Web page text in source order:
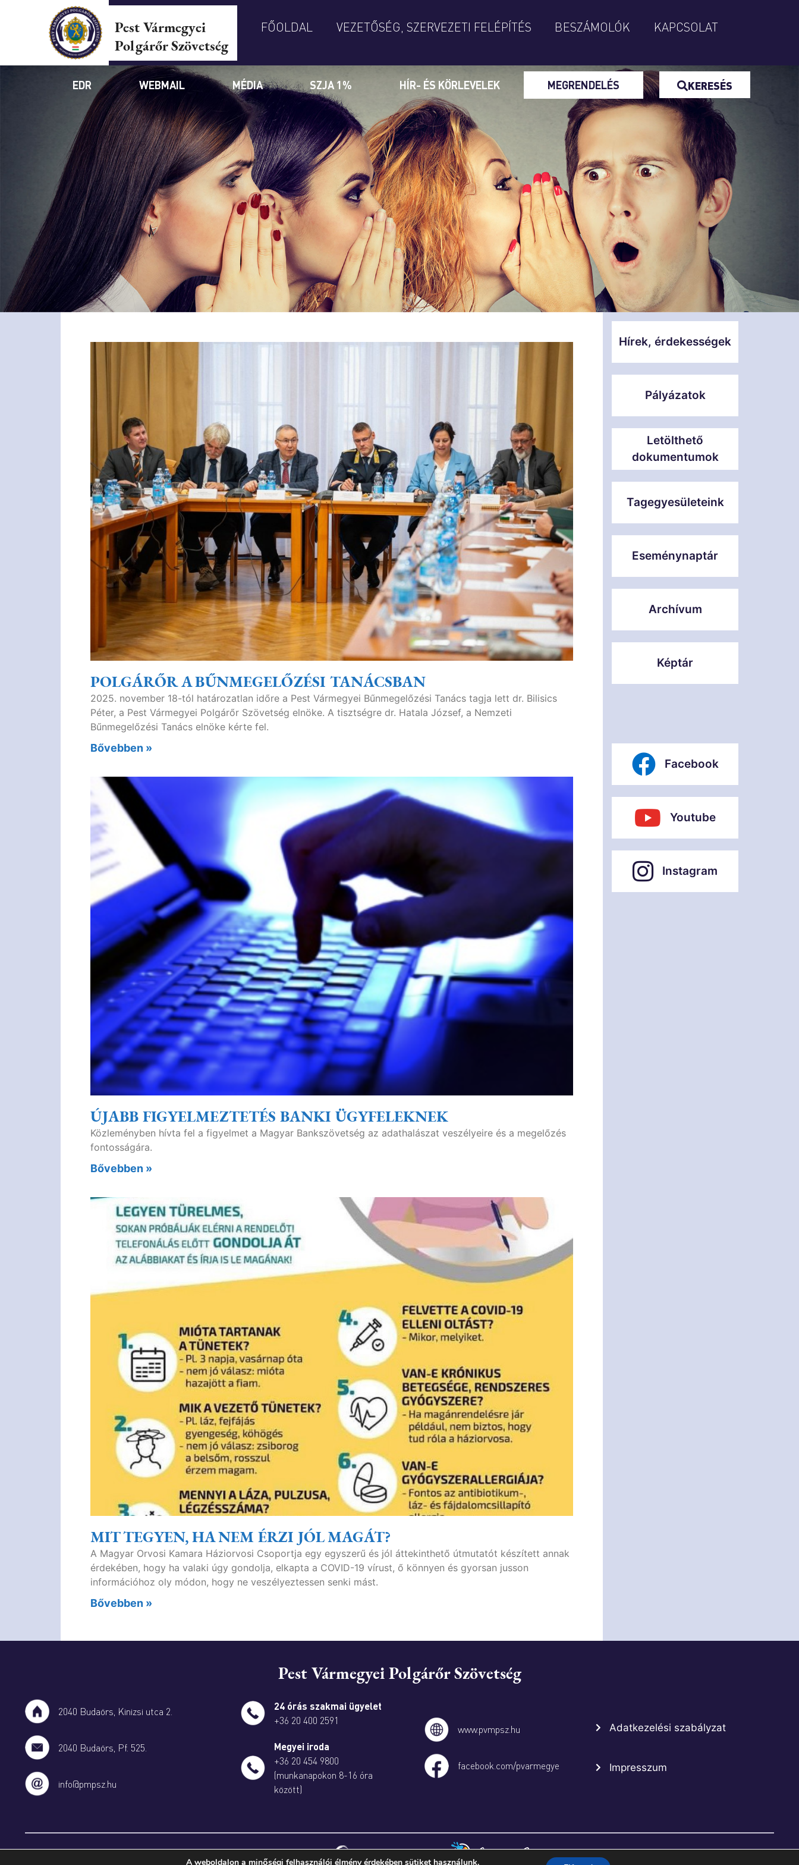
Pest Vármegyei
Polgárőr Szövetség
FŐOLDAL VEZETŐSÉG, SZERVEZETI FELÉPÍTÉS BESZÁMOLÓK KAPCSOLAT
EDR WEBMAIL MÉDIA SZJA 1% HÍR- ÉS KÖRLEVELEK MEGRENDELÉS KERESÉS
POLGÁRŐR A BŰNMEGELŐZÉSI TANÁCSBAN
2025. november 18-tól határozatlan időre a Pest Vármegyei Bűnmegelőzési Tanács tagja lett dr. Bilisics
Péter, a Pest Vármegyei Polgárőr Szövetség elnöke. A tisztségre dr. Hatala József, a Nemzeti
Bűnmegelőzési Tanács elnöke kérte fel.
Bővebben »
ÚJABB FIGYELMEZTETÉS BANKI ÜGYFELEKNEK
Közleményben hívta fel a figyelmet a Magyar Bankszövetség az adathalászat veszélyeire és a megelőzés
fontosságára.
Bővebben »
MIT TEGYEN, HA NEM ÉRZI JÓL MAGÁT?
A Magyar Orvosi Kamara Háziorvosi Csoportja egy egyszerű és jól áttekinthető útmutatót készített annak
érdekében, hogy ha valaki úgy gondolja, elkapta a COVID-19 vírust, ő könnyen és gyorsan jusson
információhoz oly módon, hogy ne veszélyeztessen senki mást.
Bővebben »
Hírek, érdekességek
Pályázatok
Letölthető
dokumentumok
Tagegyesületeink
Eseménynaptár
Archívum
Képtár
Facebook
Youtube
Instagram
Pest Vármegyei Polgárőr Szövetség
2040 Budaörs, Kinizsi utca 2.
2040 Budaörs, Pf. 525.
info@pmpsz.hu
24 órás szakmai ügyelet
+36 20 400 2591
Megyei iroda
+36 20 454 9800
(munkanapokon 8-16 óra
között)
www.pvmpsz.hu
facebook.com/pvarmegye
Adatkezelési szabályzat
Impresszum
@Pest Vármegyei Polgárőr Szövetség 2024A weboldalon a minőségi felhasználói élmény érdekében sütiket használunk.